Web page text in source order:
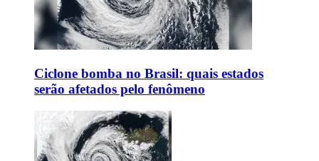
Ciclone bomba no Brasil: quais estados
serão afetados pelo fenômeno